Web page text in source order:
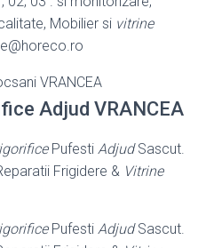
Mobilier si vitrine
Adjud VRANCEA
Pufesti AdjudSascut.
Frigidere & Vitrine
Pufesti AdjudSascut.